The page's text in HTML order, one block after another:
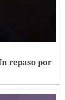
repaso por